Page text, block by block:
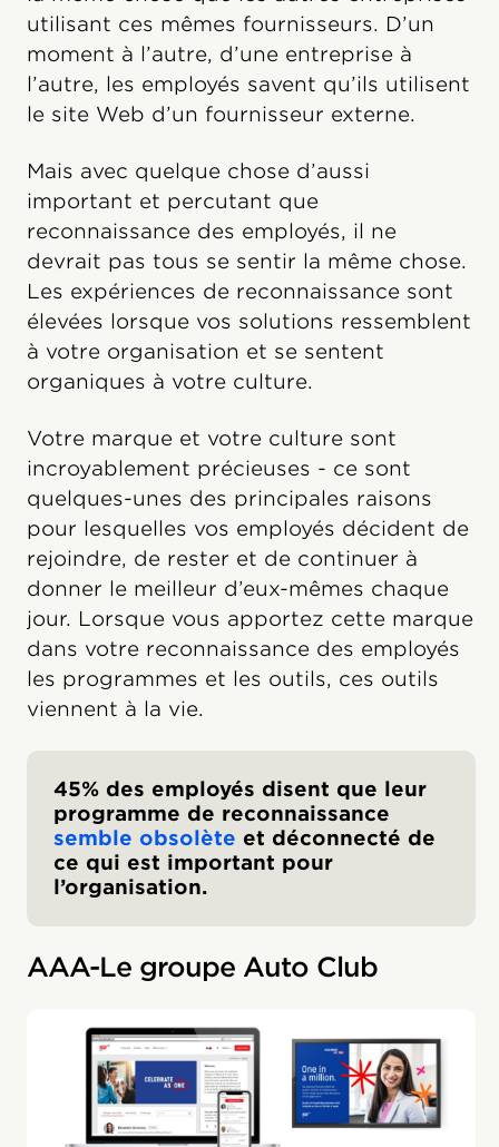
utilisant ces mêmes fournisseurs. D’un
moment à l’autre, d’une entreprise à
l’autre, les employés savent qu’ils utilisent
le site Web d’un fournisseur externe.
Mais avec quelque chose d’aussi
important et percutant que
reconnaissance des employés, il ne
devrait pas tous se sentir la même chose.
Les expériences de reconnaissance sont
élevées lorsque vos solutions ressemblent
à votre organisation et se sentent
organiques à votre culture.
Votre marque et votre culture sont
incroyablement précieuses - ce sont
quelques-unes des principales raisons
pour lesquelles vos employés décident de
rejoindre, de rester et de continuer à
donner le meilleur d’eux-mêmes chaque
jour. Lorsque vous apportez cette marque
dans votre reconnaissance des employés
les programmes et les outils, ces outils
viennent à la vie.
45% des employés disent que leur
programme de reconnaissance
semble obsolète et déconnecté de
ce qui est important pour
l’organisation.
AAA-Le groupe Auto Club